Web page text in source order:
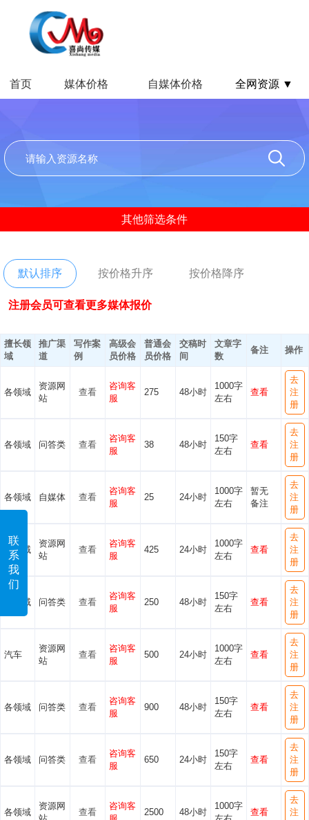
联
系
我
们
首页 媒体价格 自媒体价格 全网资源 ▼
其他筛选条件
默认排序 按价格升序 按价格降序
注册会员可查看更多媒体报价
擅长领
域
推广渠
道
写作案
例
高级会
员价格
普通会
员价格
交稿时
间
文章字
数
备注 操作
各领域
资源网
站
查看
咨询客
服
275 48小时
1000字
左右
查看
去
注
册
各领域 问答类 查看
咨询客
服
38 48小时
150字
左右
查看
去
注
册
各领域 自媒体 查看
咨询客
服
25 24小时
1000字
左右
暂无
备注
去
注
册
各领域
资源网
站
查看
咨询客
服
425 24小时
1000字
左右
查看
去
注
册
各领域 问答类 查看
咨询客
服
250 48小时
150字
左右
查看
去
注
册
汽车
资源网
站
查看
咨询客
服
500 24小时
1000字
左右
查看
去
注
册
各领域 问答类 查看
咨询客
服
900 48小时
150字
左右
查看
去
注
册
各领域 问答类 查看
咨询客
服
650 24小时
150字
左右
查看
去
注
册
各领域
资源网
查看
咨询客
2500 48小时
1000字
查看
去
注